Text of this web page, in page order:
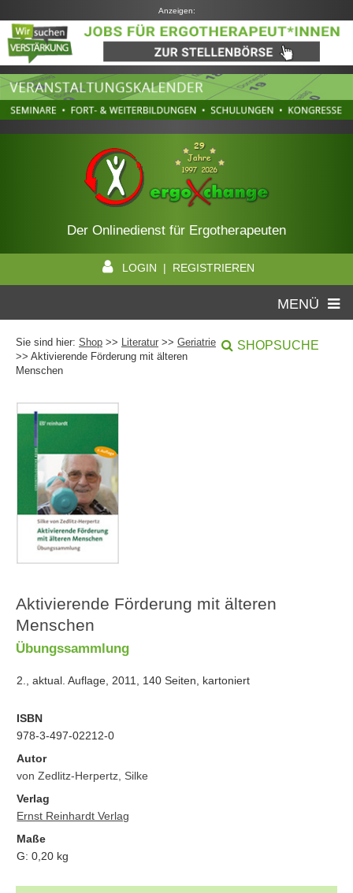
Anzeigen:
Der Onlinedienst für Ergotherapeuten
LOGIN | REGISTRIEREN
MENÜ
Sie sind hier: Shop >> Literatur >> Geriatrie
>> Aktivierende Förderung mit älteren
Menschen
SHOPSUCHE
Aktivierende Förderung mit älteren
Menschen
Übungssammlung
2., aktual. Auflage, 2011, 140 Seiten, kartoniert
ISBN
978-3-497-02212-0
Autor
von Zedlitz-Herpertz, Silke
Verlag
Ernst Reinhardt Verlag
Maße
G:0,20 kg